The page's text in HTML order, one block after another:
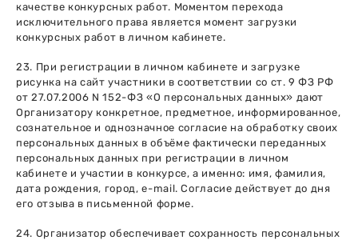
качестве конкурсных работ. Моментом перехода
исключительного права является момент загрузки
конкурсных работ в личном кабинете.
23. При регистрации в личном кабинете и загрузке
рисунка на сайт участники в соответствии со ст. 9 ФЗ РФ
от 27.07.2006 N 152-ФЗ «О персональных данных» дают
Организатору конкретное, предметное, информированное,
сознательное и однозначное согласие на обработку своих
персональных данных в объёме фактически переданных
персональных данных при регистрации в личном
кабинете и участии в конкурсе, а именно: имя, фамилия,
дата рождения, город, e-mail. Согласие действует до дня
его отзыва в письменной форме.
24. Организатор обеспечивает сохранность персональных